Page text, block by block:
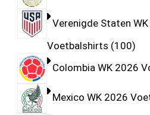
Verenigde Staten
Voetbalshirts 100
Colombia WK 2026
Mexico WK 2026